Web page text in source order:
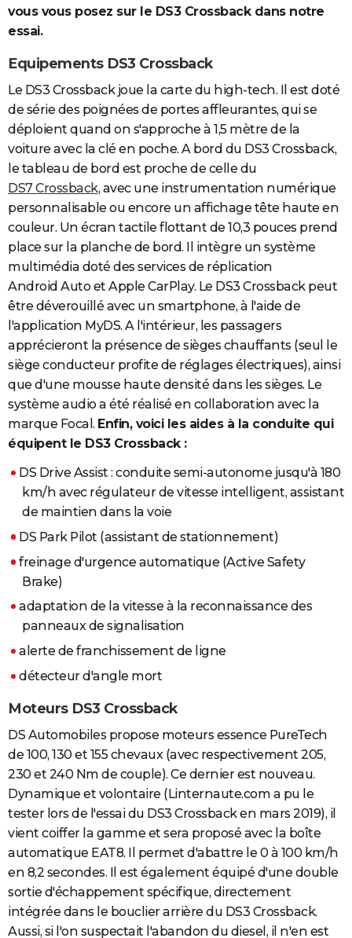
vous vous posez sur le DS3 Crossback dans notre
essai.
Equipements DS3 Crossback
Le DS3 Crossback joue la carte du high-tech. Il est doté
de série des poignées de portes affleurantes, qui se
déploient quand on s'approche à 1,5 mètre de la
voiture avec la clé en poche. A bord du DS3 Crossback,
le tableau de bord est proche de celle du
DS7 Crossback, avec une instrumentation numérique
personnalisable ou encore un affichage tête haute en
couleur. Un écran tactile flottant de 10,3 pouces prend
place sur la planche de bord. Il intègre un système
multimédia doté des services de réplication
Android Auto et Apple CarPlay. Le DS3 Crossback peut
être déverouillé avec un smartphone, à l'aide de
l'application MyDS. A l'intérieur, les passagers
apprécieront la présence de sièges chauffants (seul le
siège conducteur profite de réglages électriques), ainsi
que d'une mousse haute densité dans les sièges. Le
système audio a été réalisé en collaboration avec la
marque Focal. Enfin, voici les aides à la conduite qui
équipent le DS3 Crossback :
DS Drive Assist : conduite semi-autonome jusqu'à 180
km/h avec régulateur de vitesse intelligent, assistant
de maintien dans la voie
DS Park Pilot (assistant de stationnement)
freinage d'urgence automatique (Active Safety
Brake)
adaptation de la vitesse à la reconnaissance des
panneaux de signalisation
alerte de franchissement de ligne
détecteur d'angle mort
Moteurs DS3 Crossback
DS Automobiles propose moteurs essence PureTech
de 100, 130 et 155 chevaux (avec respectivement 205,
230 et 240 Nm de couple). Ce dernier est nouveau.
Dynamique et volontaire (Linternaute.com a pu le
tester lors de l'essai du DS3 Crossback en mars 2019), il
vient coiffer la gamme et sera proposé avec la boîte
automatique EAT8. Il permet d'abattre le 0 à 100 km/h
en 8,2 secondes. Il est également équipé d'une double
sortie d'échappement spécifique, directement
intégrée dans le bouclier arrière du DS3 Crossback.
Aussi, si l'on suspectait l'abandon du diesel, il n'en est